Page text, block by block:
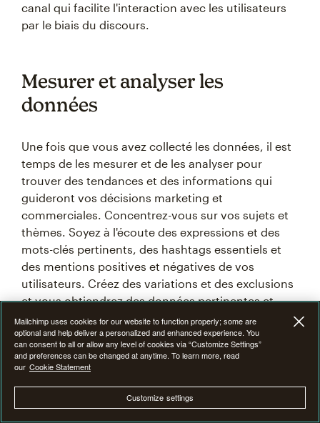
canal qui facilite l'interaction avec les utilisateurs
par le biais du discours.
Mesurer et analyser les
données
Une fois que vous avez collecté les données, il est
temps de les mesurer et de les analyser pour
trouver des tendances et des informations qui
guideront vos décisions marketing et
commerciales. Concentrez-vous sur vos sujets et
thèmes. Soyez à l'écoute des expressions et des
mots-clés pertinents, des hashtags essentiels et
des mentions positives et négatives de vos
utilisateurs. Créez des variations et des exclusions
et vous obtiendrez des données pertinentes et
utilisables, qui pourront ensuite être utilisées pour
affiner davantage vos recherches d'écoute.
Apporter des améliorations
Mailchimp uses cookies for our website to function properly; some are
optional and help deliver a personalized and enhanced experience. You
can consent to all or allow any level of cookies via “Customize Settings”
and preferences can be changed at anytime. To learn more, read
our Cookie Statement
Customize settings